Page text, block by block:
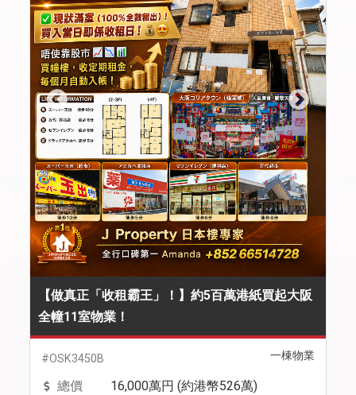
【做真正「收租霸王」！】約5百萬港紙買起大阪
全幢11室物業！
一棟物業
#OSK3450B
總價
16,000萬円 (約港幣526萬)